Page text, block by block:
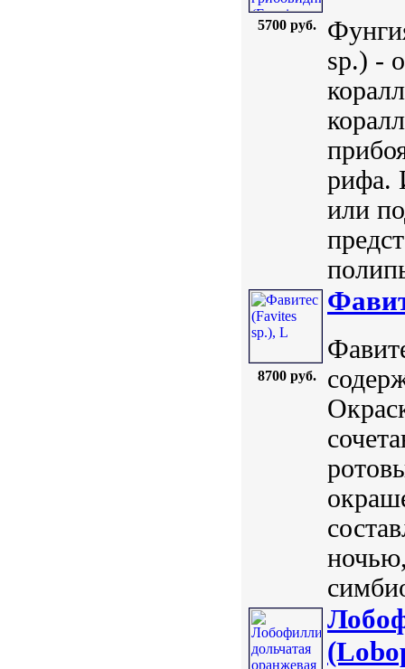
5700 руб.
sp.) -
рифа.
или
8700 руб.